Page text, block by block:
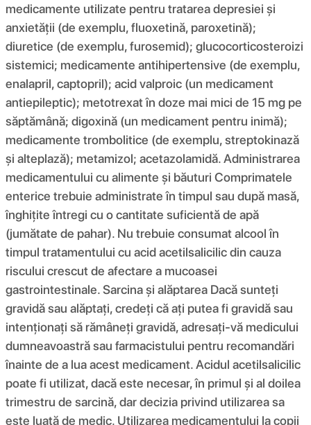
medicamente utilizate pentru tratarea depresiei și
anxietății (de exemplu, fluoxetină, paroxetină);
diuretice (de exemplu, furosemid); glucocorticosteroizi
sistemici; medicamente antihipertensive (de exemplu,
enalapril, captopril); acid valproic (un medicament
antiepileptic); metotrexat în doze mai mici de 15 mg pe
săptămână; digoxină (un medicament pentru inimă);
medicamente trombolitice (de exemplu, streptokinază
și alteplază); metamizol; acetazolamidă. Administrarea
medicamentului cu alimente și băuturi Comprimatele
enterice trebuie administrate în timpul sau după masă,
înghițite întregi cu o cantitate suficientă de apă
(jumătate de pahar). Nu trebuie consumat alcool în
timpul tratamentului cu acid acetilsalicilic din cauza
riscului crescut de afectare a mucoasei
gastrointestinale. Sarcina și alăptarea Dacă sunteți
gravidă sau alăptați, credeți că ați putea fi gravidă sau
intenționați să rămâneți gravidă, adresați-vă medicului
dumneavoastră sau farmacistului pentru recomandări
înainte de a lua acest medicament. Acidul acetilsalicilic
poate fi utilizat, dacă este necesar, în primul și al doilea
trimestru de sarcină, dar decizia privind utilizarea sa
este luată de medic. Utilizarea medicamentului la copii